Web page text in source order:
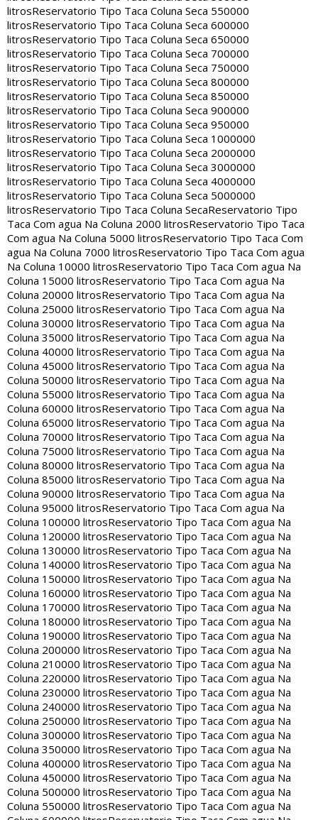
litrosReservatorio Tipo Taca Coluna Seca 550000
litrosReservatorio Tipo Taca Coluna Seca 600000
litrosReservatorio Tipo Taca Coluna Seca 650000
litrosReservatorio Tipo Taca Coluna Seca 700000
litrosReservatorio Tipo Taca Coluna Seca 750000
litrosReservatorio Tipo Taca Coluna Seca 800000
litrosReservatorio Tipo Taca Coluna Seca 850000
litrosReservatorio Tipo Taca Coluna Seca 900000
litrosReservatorio Tipo Taca Coluna Seca 950000
litrosReservatorio Tipo Taca Coluna Seca 1000000
litrosReservatorio Tipo Taca Coluna Seca 2000000
litrosReservatorio Tipo Taca Coluna Seca 3000000
litrosReservatorio Tipo Taca Coluna Seca 4000000
litrosReservatorio Tipo Taca Coluna Seca 5000000
litrosReservatorio Tipo Taca Coluna SecaReservatorio Tipo
Taca Com agua Na Coluna 2000 litrosReservatorio Tipo Taca
Com agua Na Coluna 5000 litrosReservatorio Tipo Taca Com
agua Na Coluna 7000 litrosReservatorio Tipo Taca Com agua
Na Coluna 10000 litrosReservatorio Tipo Taca Com agua Na
Coluna 15000 litrosReservatorio Tipo Taca Com agua Na
Coluna 20000 litrosReservatorio Tipo Taca Com agua Na
Coluna 25000 litrosReservatorio Tipo Taca Com agua Na
Coluna 30000 litrosReservatorio Tipo Taca Com agua Na
Coluna 35000 litrosReservatorio Tipo Taca Com agua Na
Coluna 40000 litrosReservatorio Tipo Taca Com agua Na
Coluna 45000 litrosReservatorio Tipo Taca Com agua Na
Coluna 50000 litrosReservatorio Tipo Taca Com agua Na
Coluna 55000 litrosReservatorio Tipo Taca Com agua Na
Coluna 60000 litrosReservatorio Tipo Taca Com agua Na
Coluna 65000 litrosReservatorio Tipo Taca Com agua Na
Coluna 70000 litrosReservatorio Tipo Taca Com agua Na
Coluna 75000 litrosReservatorio Tipo Taca Com agua Na
Coluna 80000 litrosReservatorio Tipo Taca Com agua Na
Coluna 85000 litrosReservatorio Tipo Taca Com agua Na
Coluna 90000 litrosReservatorio Tipo Taca Com agua Na
Coluna 95000 litrosReservatorio Tipo Taca Com agua Na
Coluna 100000 litrosReservatorio Tipo Taca Com agua Na
Coluna 120000 litrosReservatorio Tipo Taca Com agua Na
Coluna 130000 litrosReservatorio Tipo Taca Com agua Na
Coluna 140000 litrosReservatorio Tipo Taca Com agua Na
Coluna 150000 litrosReservatorio Tipo Taca Com agua Na
Coluna 160000 litrosReservatorio Tipo Taca Com agua Na
Coluna 170000 litrosReservatorio Tipo Taca Com agua Na
Coluna 180000 litrosReservatorio Tipo Taca Com agua Na
Coluna 190000 litrosReservatorio Tipo Taca Com agua Na
Coluna 200000 litrosReservatorio Tipo Taca Com agua Na
Coluna 210000 litrosReservatorio Tipo Taca Com agua Na
Coluna 220000 litrosReservatorio Tipo Taca Com agua Na
Coluna 230000 litrosReservatorio Tipo Taca Com agua Na
Coluna 240000 litrosReservatorio Tipo Taca Com agua Na
Coluna 250000 litrosReservatorio Tipo Taca Com agua Na
Coluna 300000 litrosReservatorio Tipo Taca Com agua Na
Coluna 350000 litrosReservatorio Tipo Taca Com agua Na
Coluna 400000 litrosReservatorio Tipo Taca Com agua Na
Coluna 450000 litrosReservatorio Tipo Taca Com agua Na
Coluna 500000 litrosReservatorio Tipo Taca Com agua Na
Coluna 550000 litrosReservatorio Tipo Taca Com agua Na